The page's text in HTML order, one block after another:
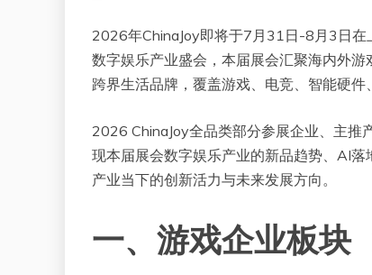
2026年ChinaJoy即将于7月31日-8月3日在
数字娱乐产业盛会，本届展会汇聚海内外
跨界生活品牌，覆盖游戏、电竞、智能硬件
2026 ChinaJoy全品类部分参展企业、主推
现本届展会数字娱乐产业的新品趋势、AI
产业当下的创新活力与未来发展方向。
一、游戏企业板块